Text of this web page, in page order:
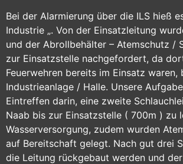
Bei der Alarmierung über die ILS hieß
Industrie „. Von der Einsatzleitung
und der Abrollbehälter – Atemschutz /
zur Einsatzstelle nachgefordert, da
Feuerwehren bereits im Einsatz waren,
Industrieanlage / Halle. Unsere
Eintreffen darin, eine zweite
Naab bis zur Einsatzstelle ( 700m ) zu
Wasserversorgung, zudem wurden
auf Bereitschaft gelegt. Nach gut drei
die Leitung rückgebaut werden und